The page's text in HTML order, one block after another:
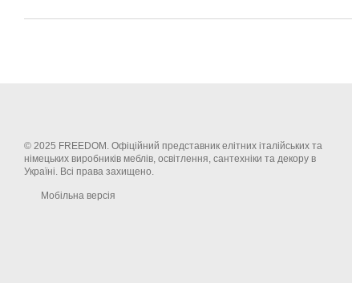
© 2025 FREEDOM. Офіційний представник елітних італійських та
німецьких виробників меблів, освітлення, сантехніки та декору в
Україні. Всі права захищено.
Мобільна версія